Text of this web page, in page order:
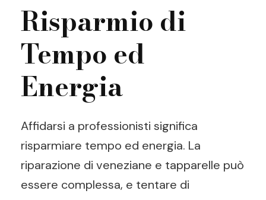
Risparmio di
Tempo ed
Energia
Affidarsi a professionisti significa
risparmiare tempo ed energia. La
riparazione di veneziane e tapparelle può
essere complessa, e tentare di